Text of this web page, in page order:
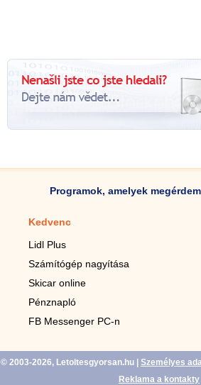
Programok, amelyek
Kedvenc
Lidl Plus
Számítógép nagyítása
Skicar online
Pénznapló
FB Messenger PC-n
© 2003-2026, Letoltesgyorsan.hu
Személyes
Reklama a kontakty